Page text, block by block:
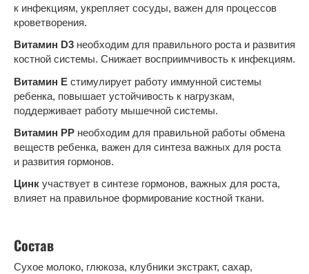
к инфекциям, укрепляет сосуды, важен для процессов
кроветворения.
Витамин D3 необходим для правильного роста и развития
костной системы. Снижает восприимчивость к инфекциям.
Витамин Е стимулирует работу иммунной системы
ребенка, повышает устойчивость к нагрузкам,
поддерживает работу мышечной системы.
Витамин РР необходим для правильной работы обмена
веществ ребенка, важен для синтеза важных для роста
и развития гормонов.
Цинк участвует в синтезе гормонов, важных для роста,
влияет на правильное формирование костной ткани.
Состав
Сухое молоко, глюкоза, клубники экстракт, сахар,